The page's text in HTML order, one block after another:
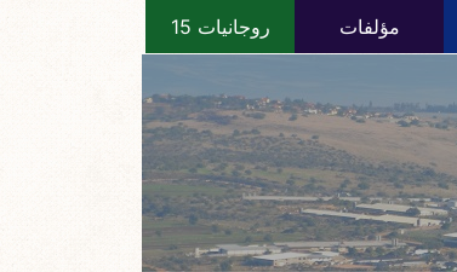
مؤلفات روجانيات 15